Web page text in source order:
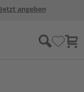
Jetzt angeben